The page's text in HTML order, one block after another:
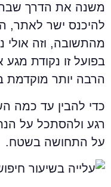
משנה את הדרך שבה
להיכנס ישר לאתר,
מהתשובה, וזה אולי
בפועל זו נקודת
הרבה יותר מוקדמת
כדי להבין עד כמה
רגע ולהסתכל על
על התחושה בשטח.